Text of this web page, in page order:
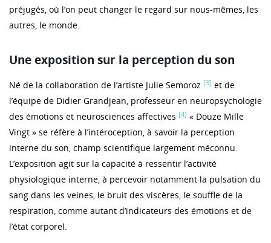
préjugés, où l’on peut changer le regard sur nous-mêmes, les
autres, le monde.
Une exposition sur la perception du son
Né de la collaboration de l’artiste Julie Semoroz [3] et de
l’équipe de Didier Grandjean, professeur en neuropsychologie
des émotions et neurosciences affectives [4] « Douze Mille
Vingt » se réfère à l’intéroception, à savoir la perception
interne du son, champ scientifique largement méconnu.
L’exposition agit sur la capacité à ressentir l’activité
physiologique interne, à percevoir notamment la pulsation du
sang dans les veines, le bruit des viscères, le souffle de la
respiration, comme autant d’indicateurs des émotions et de
l’état corporel.